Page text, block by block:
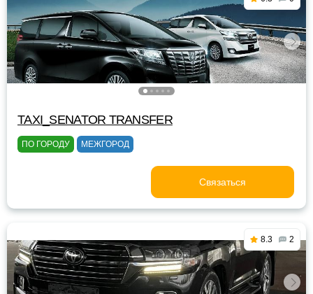
TAXI_SENATOR TRANSFER
ПО ГОРОДУ МЕЖГОРОД
Связаться
8.3 2